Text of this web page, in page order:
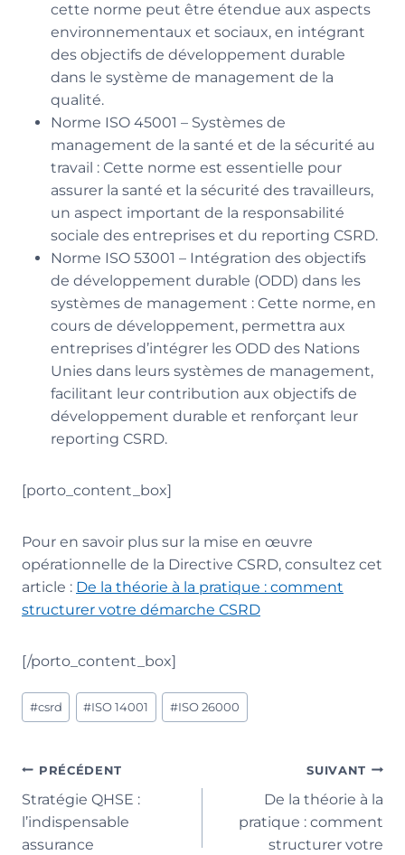
cette norme peut être étendue aux aspects
environnementaux et sociaux, en intégrant
des objectifs de développement durable
dans le système de management de la
qualité.
Norme ISO 45001 – Systèmes de
management de la santé et de la sécurité au
travail : Cette norme est essentielle pour
assurer la santé et la sécurité des travailleurs,
un aspect important de la responsabilité
sociale des entreprises et du reporting CSRD.
Norme ISO 53001 – Intégration des objectifs
de développement durable (ODD) dans les
systèmes de management : Cette norme, en
cours de développement, permettra aux
entreprises d’intégrer les ODD des Nations
Unies dans leurs systèmes de management,
facilitant leur contribution aux objectifs de
développement durable et renforçant leur
reporting CSRD.
[porto_content_box]
Pour en savoir plus sur la mise en œuvre
opérationnelle de la Directive CSRD, consultez cet
article : De la théorie à la pratique : comment
structurer votre démarche CSRD
[/porto_content_box]
Étiquettes
de
publication :
#csrd #ISO 14001 #ISO 26000
Navigation
de
l’article
PRÉCÉDENT
Stratégie QHSE :
l’indispensable
assurance
SUIVANT
De la théorie à la
pratique : comment
structurer votre